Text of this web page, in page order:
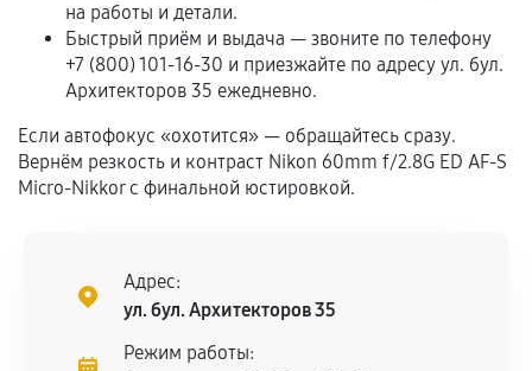
Гарантия на выполненные работы может
сохраняться полностью или частично, если
соблюдены следующие условия:
техническим параметрам и не имеют внешних
дефектов.
При этом гарантия на сами комплектующие
остается на стороне производителя или
сервисный центр ответственности не несет.
на работы и детали.
Быстрый приём и выдача — звоните по телефону
+7 (800) 101-16-30 и приезжайте по адресу ул. бул.
Архитекторов 35 ежедневно.
Если автофокус «охотится» — обращайтесь сразу.
Вернём резкость и контраст Nikon 60mm f/2.8G ED AF-S
Micro-Nikkor с финальной юстировкой.
Адрес:
ул. бул. Архитекторов 35
Режим работы: